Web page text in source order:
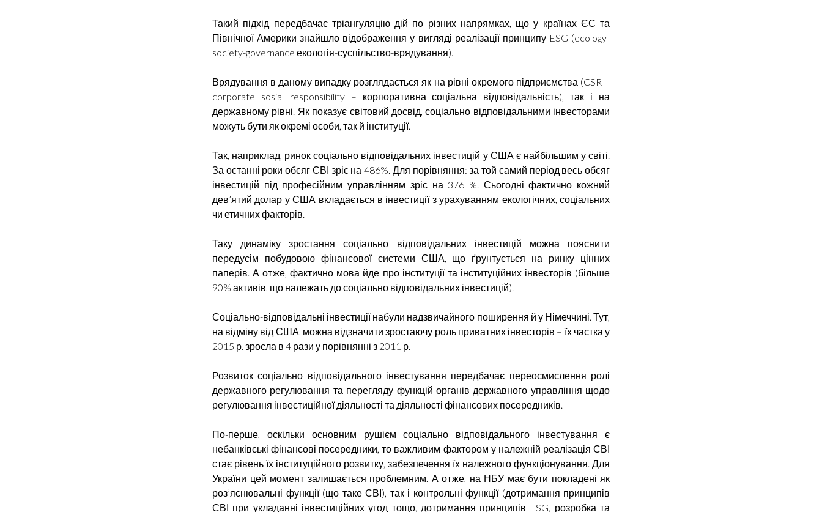
Такий підхід передбачає тріангуляцію дій по різних напрямках, що у країнах ЄС та
Північної Америки знайшло відображення у вигляді реалізації принципу ESG (ecology-
society-governance екологія-суспільство-врядування).
Врядування в даному випадку розглядається як на рівні окремого підприємства (CSR –
corporate sosial responsibility – корпоративна соціальна відповідальність), так і на
державному рівні. Як показує світовий досвід, соціально відповідальними інвесторами
можуть бути як окремі особи, так й інституції.
Так, наприклад, ринок соціально відповідальних інвестицій у США є найбільшим у світі.
За останні роки обсяг СВІ зріс на 486%. Для порівняння: за той самий період весь обсяг
інвестицій під професійним управлінням зріс на 376 %. Сьогодні фактично кожний
дев’ятий долар у США вкладається в інвестиції з урахуванням екологічних, соціальних
чи етичних факторів.
Таку динаміку зростання соціально відповідальних інвестицій можна пояснити
передусім побудовою фінансової системи США, що ґрунтується на ринку цінних
паперів. А отже, фактично мова йде про інституції та інституційних інвесторів (більше
90% активів, що належать до соціально відповідальних інвестицій).
Соціально-відповідальні інвестиції набули надзвичайного поширення й у Німеччині. Тут,
на відміну від США, можна відзначити зростаючу роль приватних інвесторів – їх частка у
2015 р. зросла в 4 рази у порівнянні з 2011 р.
Розвиток соціально відповідального інвестування передбачає переосмислення ролі
державного регулювання та перегляду функцій органів державного управління щодо
регулювання інвестиційної діяльності та діяльності фінансових посередників.
По-перше, оскільки основним рушієм соціально відповідального інвестування є
небанківські фінансові посередники, то важливим фактором у належній реалізація СВІ
стає рівень їх інституційного розвитку, забезпечення їх належного функціонування. Для
України цей момент залишається проблемним. А отже, на НБУ має бути покладені як
роз’яснювальні функції (що таке СВІ), так і контрольні функції (дотримання принципів
СВІ при укладанні інвестиційних угод тощо, дотримання принципів ESG, розробка та